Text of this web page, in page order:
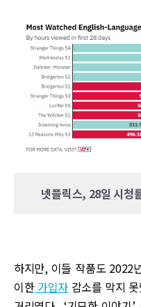
넷플릭스, 28일 시청
하지만, 이들 작품도 2022
이한가입자 감소를 막지